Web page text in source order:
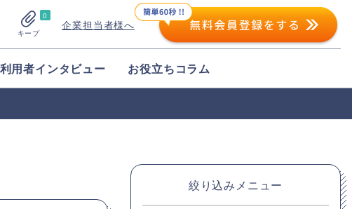
0
キープ
企業担当者様へ
利用者インタビュー お役立ちコラム
絞り込みメニュー